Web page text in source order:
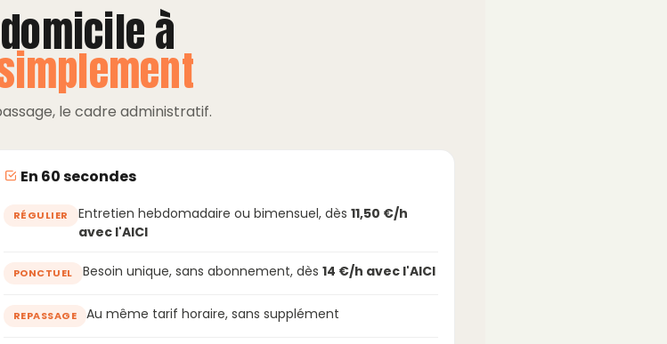
à
le cadre administratif.
En 60 secondes
RÉGULIER Entretien hebdomadaire ou bimensuel, dès 11,50 €/h
avec l'AICI
PONCTUEL Besoin unique, sans abonnement, dès 14 €/h avec l'AICI
REPASSAGE Au même tarif horaire, sans supplément